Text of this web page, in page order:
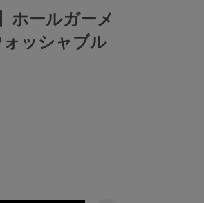
ホールガーメ
ッシャブル